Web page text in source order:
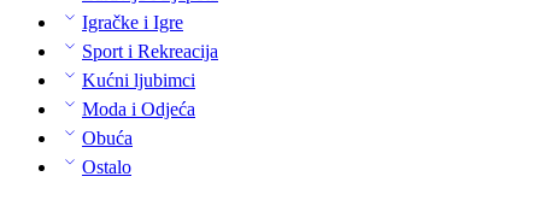
Igračke i Igre
Sport i Rekreacija
Kućni ljubimci
Moda i Odjeća
Obuća
Ostalo